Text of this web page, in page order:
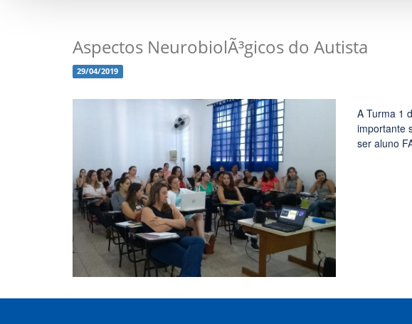
Aspectos NeurobiolÃ³gicos do Autista
29/04/2019
A Turma 1
importante
ser aluno